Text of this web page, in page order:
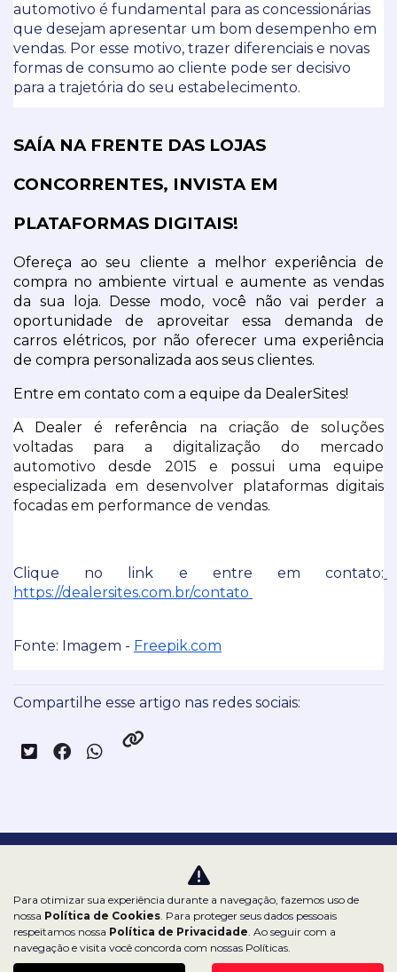
automotivo é fundamental para as concessionárias
que desejam apresentar um bom desempenho em
vendas. Por esse motivo, trazer diferenciais e novas
formas de consumo ao cliente pode ser decisivo
para a trajetória do seu estabelecimento.
SAÍA NA FRENTE DAS LOJAS
CONCORRENTES, INVISTA EM
PLATAFORMAS DIGITAIS!
Ofereça ao seu cliente a melhor experiência de
compra no ambiente virtual e aumente as vendas
da sua loja. Desse modo, você não vai perder a
oportunidade de aproveitar essa demanda de
carros elétricos, por não oferecer uma experiência
de compra personalizada aos seus clientes.
Entre em contato com a equipe da DealerSites!
A Dealer é referência na criação de soluções
voltadas para a digitalização do mercado
automotivo desde 2015 e possui uma equipe
especializada em desenvolver plataformas digitais
focadas em performance de vendas.
Clique no link e entre em contato:
https://dealersites.com.br/contato
Fonte: Imagem - Freepik.com
Compartilhe esse artigo nas redes sociais:
Para otimizar sua experiência durante a navegação, fazemos uso de
nossa Política de Cookies. Para proteger seus dados pessoais
respeitamos nossa Política de Privacidade. Ao seguir com a
navegação e visita você concorda com nossas Políticas.